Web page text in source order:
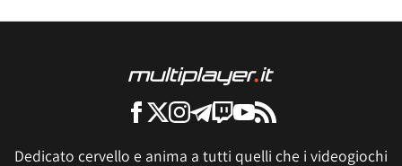
Dedicato cervello e anima a tutti quelli che i videogiochi